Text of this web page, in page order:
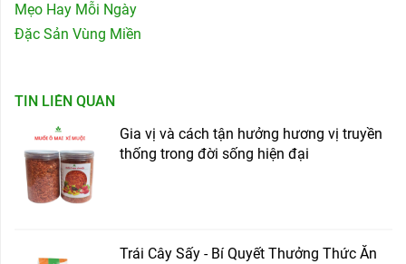
Mẹo Hay Mỗi Ngày
Đặc Sản Vùng Miền
TIN LIÊN QUAN
Gia vị và cách tận hưởng hương vị truyền
thống trong đời sống hiện đại
Trái Cây Sấy - Bí Quyết Thưởng Thức Ăn